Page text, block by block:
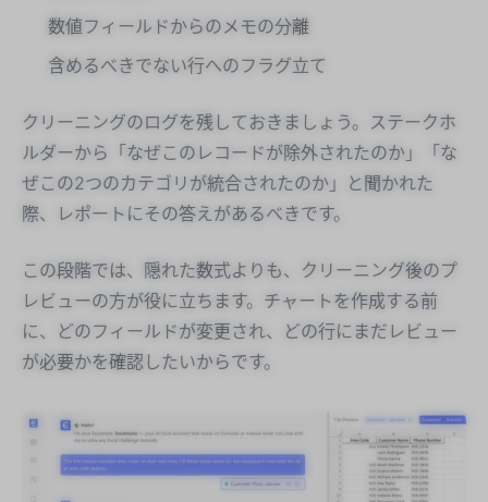
数値フィールドからのメモの分離
含めるべきでない行へのフラグ立て
クリーニングのログを残しておきましょう。ステークホ
ルダーから「なぜこのレコードが除外されたのか」「な
ぜこの2つのカテゴリが統合されたのか」と聞かれた
際、レポートにその答えがあるべきです。
この段階では、隠れた数式よりも、クリーニング後のプ
レビューの方が役に立ちます。チャートを作成する前
に、どのフィールドが変更され、どの行にまだレビュー
が必要かを確認したいからです。